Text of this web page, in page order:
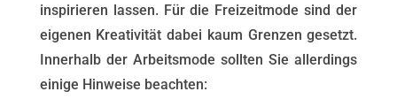
inspirieren lassen. Für die Freizeitmode sind der
eigenen Kreativität dabei kaum Grenzen gesetzt.
Innerhalb der Arbeitsmode sollten Sie allerdings
einige Hinweise beachten: